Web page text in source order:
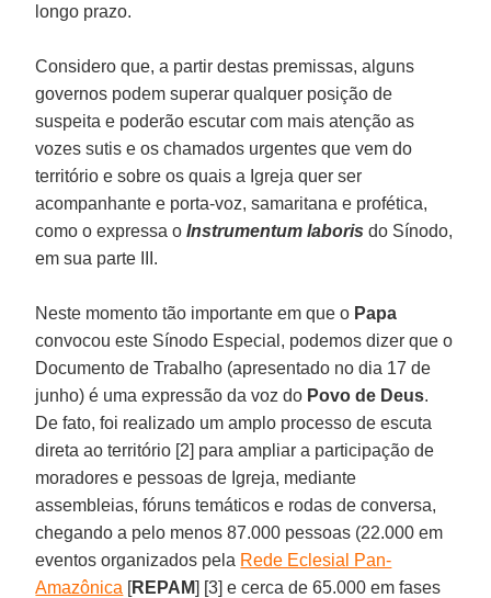
longo prazo.
Considero que, a partir destas premissas, alguns
governos podem superar qualquer posição de
suspeita e poderão escutar com mais atenção as
vozes sutis e os chamados urgentes que vem do
território e sobre os quais a Igreja quer ser
acompanhante e porta-voz, samaritana e profética,
como o expressa oInstrumentum laboris do Sínodo,
em sua parte III.
Neste momento tão importante em que o Papa
convocou este Sínodo Especial, podemos dizer que o
Documento de Trabalho (apresentado no dia 17 de
junho) é uma expressão da voz do Povo de Deus.
De fato, foi realizado um amplo processo de escuta
direta ao território [2] para ampliar a participação de
moradores e pessoas de Igreja, mediante
assembleias, fóruns temáticos e rodas de conversa,
chegando a pelo menos 87.000 pessoas (22.000 em
eventos organizados pela Rede Eclesial Pan-
Amazônica [REPAM] [3] e cerca de 65.000 em fases